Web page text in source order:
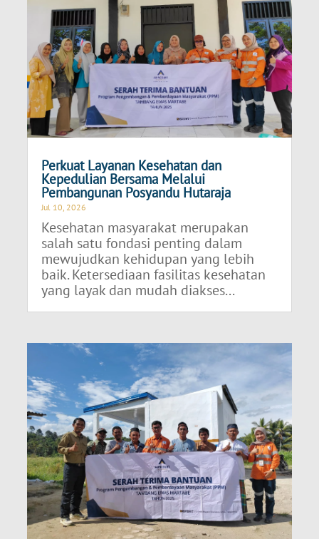
Perkuat Layanan Kesehatan dan
Kepedulian Bersama Melalui
Pembangunan Posyandu Hutaraja
Jul 10, 2026
Kesehatan masyarakat merupakan
salah satu fondasi penting dalam
mewujudkan kehidupan yang lebih
baik. Ketersediaan fasilitas kesehatan
yang layak dan mudah diakses...